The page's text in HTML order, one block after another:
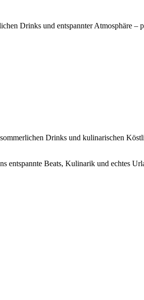
Drinks und entspannter Atmosphäre –
Drinks und kulinarischen
entspannte Beats, Kulinarik und echtes